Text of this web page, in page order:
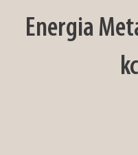
Energia